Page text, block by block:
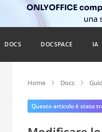
ONLYOFFICE
una
DOCS DOCSPACE IA
Home Docs
Questo articolo è stato